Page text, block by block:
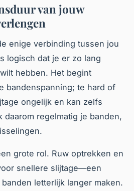
van jouw
enige verbinding tussen jou
logisch dat je er zo lang
hebben. Het begint
bandenspanning; te hard of
ongelijk en kan zelfs
daarom regelmatig je banden,
grote rol. Ruw optrekken en
snellere slijtage—een
letterlijk langer maken.